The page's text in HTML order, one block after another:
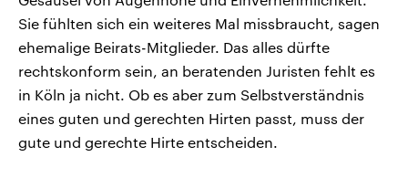
Sie fühlten sich ein weiteres Mal missbraucht, sagen
ehemalige Beirats-Mitglieder. Das alles dürfte
rechtskonform sein, an beratenden Juristen fehlt es
in Köln ja nicht. Ob es aber zum Selbstverständnis
eines guten und gerechten Hirten passt, muss der
gute und gerechte Hirte entscheiden.